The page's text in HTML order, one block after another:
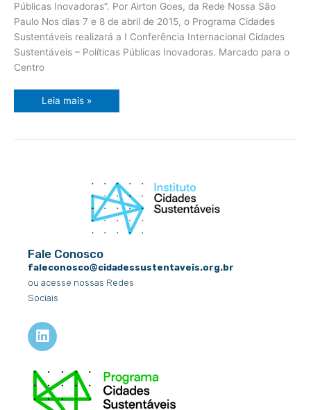
Públicas Inovadoras”. Por Airton Goes, da Rede Nossa São
Paulo Nos dias 7 e 8 de abril de 2015, o Programa Cidades
Sustentáveis realizará a I Conferência Internacional Cidades
Sustentáveis – Políticas Públicas Inovadoras. Marcado para o
Centro
Leia mais »
Fale Conosco
faleconosco@cidadessustentaveis.org.br
ou acesse nossas Redes
Sociais
L
i
k
e
d